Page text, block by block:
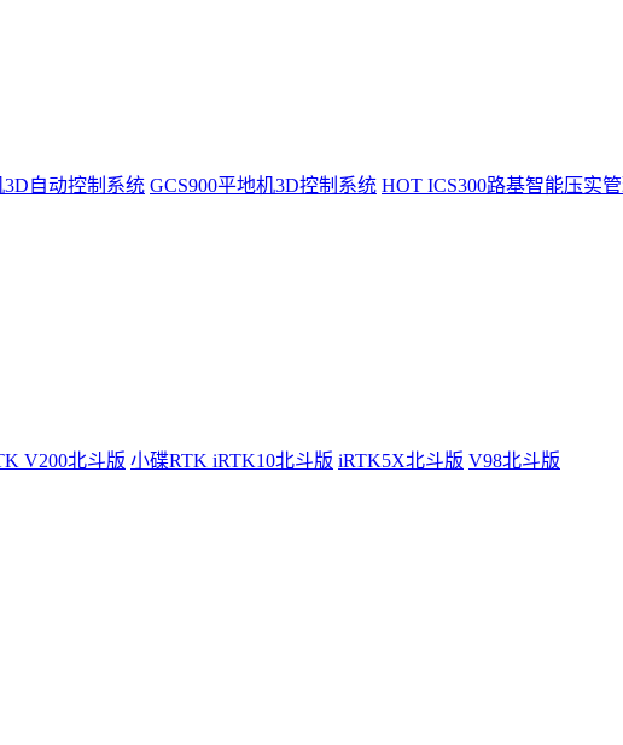
3D自动控制系统 GCS900平地机3D控制系统 HOT ICS300路基智能压实
V200北斗版 小碟RTK iRTK10北斗版 iRTK5X北斗版 V98北斗版